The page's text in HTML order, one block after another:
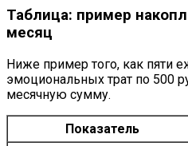
Таблица: пример
месяц
Ниже пример того, как пяти
эмоциональных трат по 500
месячную сумму.
Показатель